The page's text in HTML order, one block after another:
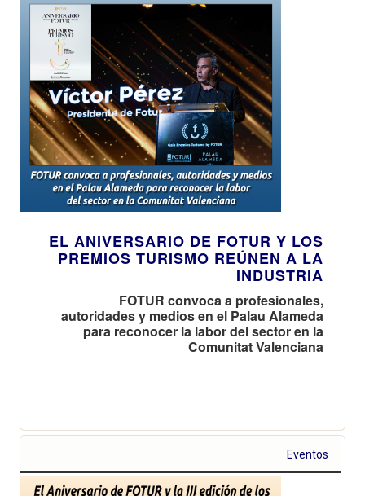
EL ANIVERSARIO DE FOTUR Y LOS
PREMIOS TURISMO REÚNEN A LA
INDUSTRIA
FOTUR convoca a profesionales,
autoridades y medios en el Palau Alameda
para reconocer la labor del sector en la
Comunitat Valenciana
Eventos